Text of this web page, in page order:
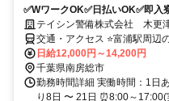
✅WワークOK✅日払いOK✅即入
テイシン警備株式会社 木更
交通・アクセス ⭐富浦駅周辺
動の心配は不要です♪
日給12,000円～14,200円
千葉県南房総市
勤務時間詳細 実働時間：1日
り8日 〜 21日 ⏰8:00～17:00(